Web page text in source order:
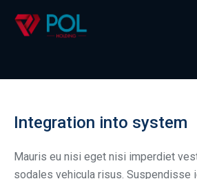
Integration into system
Mauris eu nisi eget nisi imperdiet
sodales vehicula risus. Suspendisse